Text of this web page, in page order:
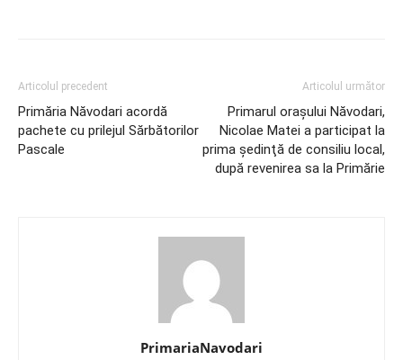
Articolul precedent
Primăria Năvodari acordă
pachete cu prilejul Sărbătorilor
Pascale
Articolul următor
Primarul oraşului Năvodari,
Nicolae Matei a participat la
prima şedinţă de consiliu local,
după revenirea sa la Primărie
PrimariaNavodari